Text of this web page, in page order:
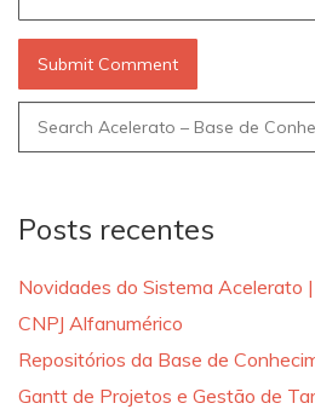
Search
for:
Posts recentes
Novidades do Sistema Acelerato
CNPJ Alfanumérico
Repositórios da Base de
Gantt de Projetos e Gestão de